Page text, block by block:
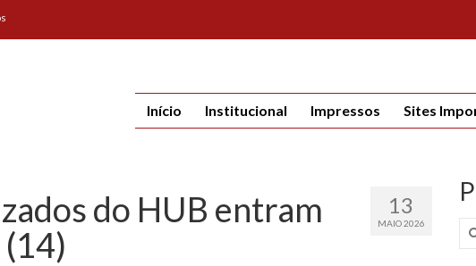
Início Institucional Impressos Sites
13
MAIO 2026
do HUB entram